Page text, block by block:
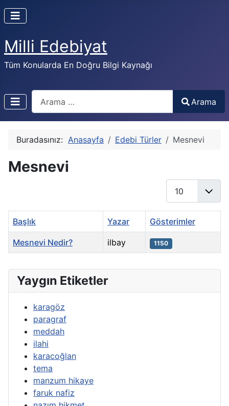
Milli Edebiyat
Tüm Konularda En Doğru Bilgi Kaynağı
Arama
Buradasınız: Anasayfa Edebi Türler Mesnevi
Mesnevi
Başlık Yazar Gösterimler
Mesnevi Nedir? ilbay 1150
Yaygın Etiketler
karagöz
paragraf
meddah
ilahi
karacoğlan
tema
manzum hikaye
faruk nafiz